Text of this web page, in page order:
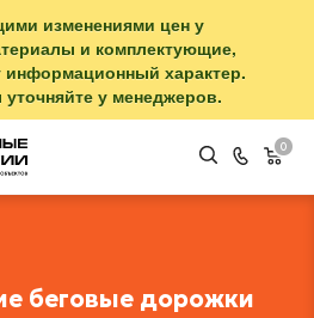
изменениями цен у
и комплектующие,
информационный характер.
у менеджеров.
0
беговые дорожки